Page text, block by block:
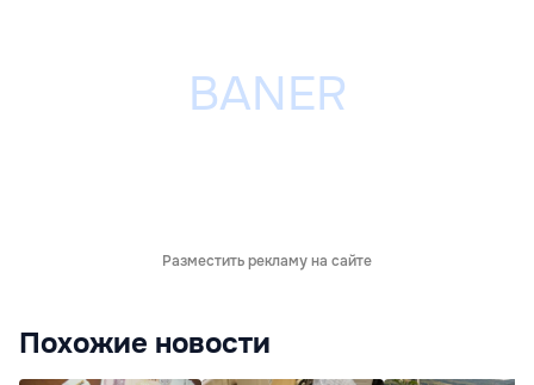
Разместить рекламу на сайте
Похожие новости